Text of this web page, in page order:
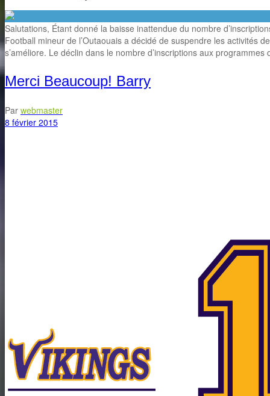
Salutations, Étant donné la baisse inattendue du nombre
Football mineur de l’Outaouais a décidé de suspendre les activités
s’améliore. Le déclin dans le nombre d’inscriptions aux
Merci Beaucoup! Barry
Par webmaster
8 février 2015